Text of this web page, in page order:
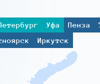
Уфа Пенза
Иркутск